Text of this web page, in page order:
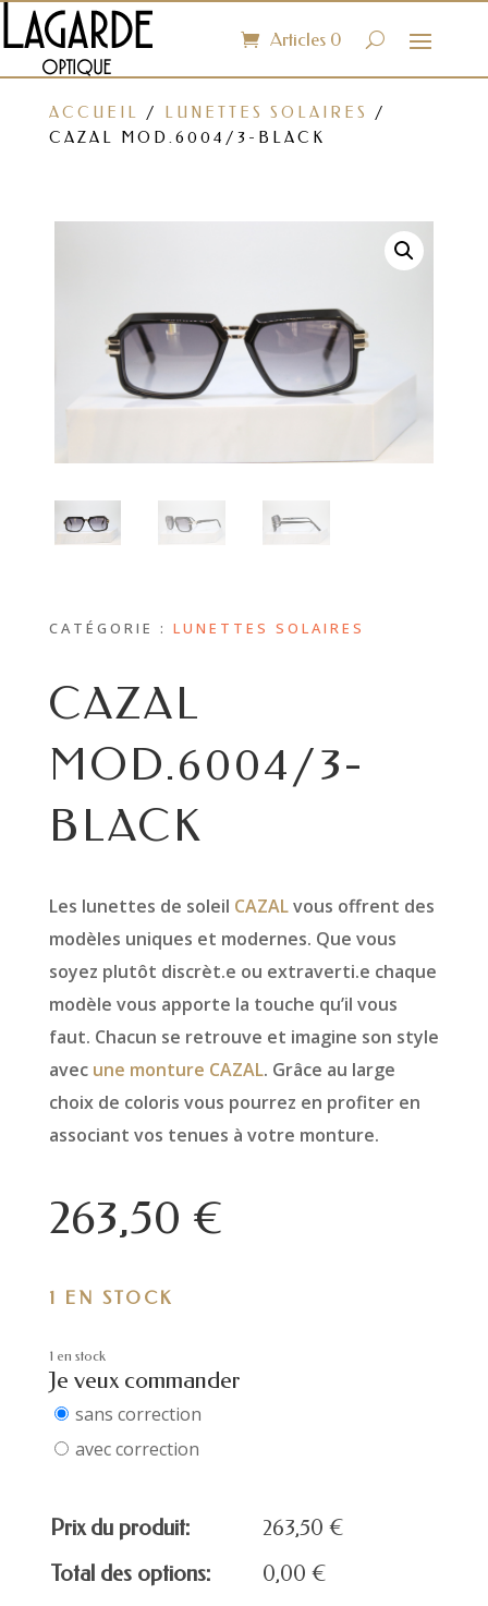
Articles 0
ACCUEIL / LUNETTES SOLAIRES
/
CAZAL MOD.6004/3-BLACK
CATÉGORIE : LUNETTES SOLAIRES
CAZAL
MOD.6004/3-
BLACK
Les lunettes de soleil CAZALvous offrent des
modèles uniques et modernes. Que vous
soyez plutôt discrèt.e ou extraverti.e chaque
modèle vous apporte la touche qu’il vous
faut. Chacun se retrouve et imagine son style
avec une monture CAZAL. Grâce au large
choix de coloris vous pourrez en profiter en
associant vos tenues à votre monture.
263,50 €
1 EN STOCK
1 en stock
Je veux commander
sans correction
avec correction
Prix du produit: 263,50 €
Total des options:
0,00 €